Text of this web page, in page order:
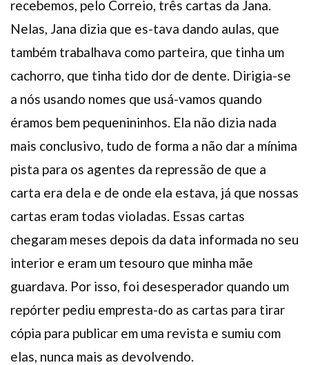
recebemos, pelo Correio, três cartas da Jana.
Nelas, Jana dizia que es-tava dando aulas, que
também trabalhava como parteira, que tinha um
cachorro, que tinha tido dor de dente. Dirigia-se
a nós usando nomes que usá-vamos quando
éramos bem pequenininhos. Ela não dizia nada
mais conclusivo, tudo de forma a não dar a mínima
pista para os agentes da repressão de que a
carta era dela e de onde ela estava, já que nossas
cartas eram todas violadas. Essas cartas
chegaram meses depois da data informada no seu
interior e eram um tesouro que minha mãe
guardava. Por isso, foi desesperador quando um
repórter pediu empresta-do as cartas para tirar
cópia para publicar em uma revista e sumiu com
elas, nunca mais as devolvendo.